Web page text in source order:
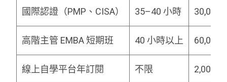
國際認證（PMP、CISA） 35–40 小時
高階主管 EMBA 短期班 40 小時以上
線上自學平台年訂閱 不限